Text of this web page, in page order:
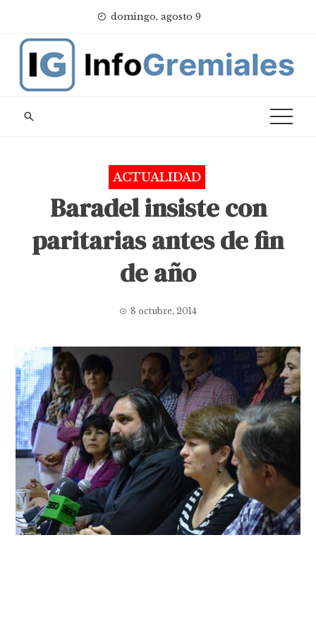
content
domingo, agosto 9
ACTUALIDAD
Baradel insiste con
paritarias antes de fin
de año
8 octubre, 2014